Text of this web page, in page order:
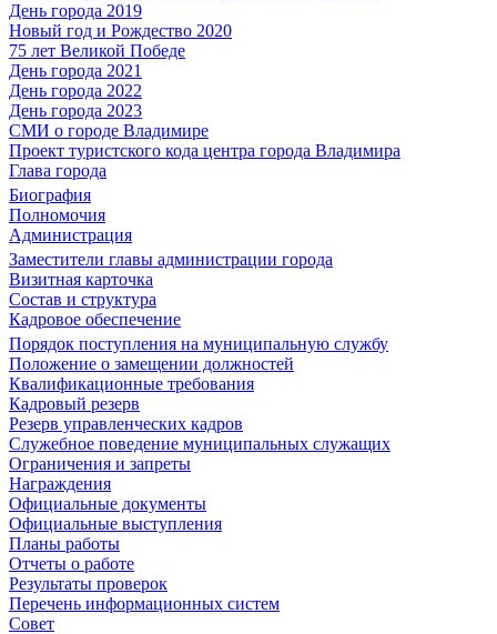
День города 2019
Новый год и Рождество 2020
75 лет Великой Победе
День города 2021
День города 2022
День города 2023
СМИ о городе Владимире
Проект туристского кода центра города Владимира
Глава города
Биография
Полномочия
Администрация
Заместители главы администрации города
Визитная карточка
Состав и структура
Кадровое обеспечение
Порядок поступления на муниципальную службу
Положение о замещении должностей
Квалификационные требования
Кадровый резерв
Резерв управленческих кадров
Служебное поведение муниципальных служащих
Ограничения и запреты
Награждения
Официальные документы
Официальные выступления
Планы работы
Отчеты о работе
Результаты проверок
Перечень информационных систем
Совет